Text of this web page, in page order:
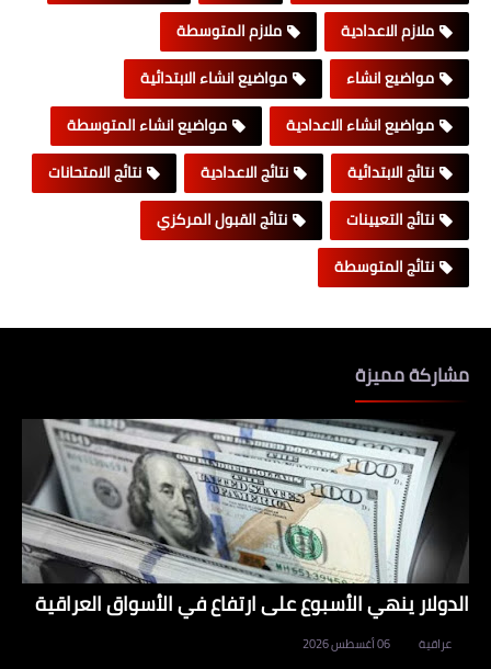
ملازم الاعدادية
ملازم المتوسطة
مواضيع انشاء
مواضيع انشاء الابتدائية
مواضيع انشاء الاعدادية
مواضيع انشاء المتوسطة
نتائج الابتدائية
نتائج الاعدادية
نتائج الامتحانات
نتائج التعيينات
نتائج القبول المركزي
نتائج المتوسطة
مشاركة مميزة
الدولار ينهي الأسبوع على ارتفاع في الأسواق العراقية
عراقية 06 أغسطس 2026